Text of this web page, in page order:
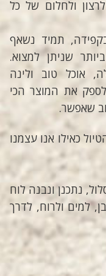
ולחלום של כל
תמיד נשאף
שניתן למצוא.
אוכל טוב ולינה
לספק את המוצר הכי
שאפשר.
כאילו אנו עצמנו
נתכנן ונבנה לוח
למים ולרוח, לדרך